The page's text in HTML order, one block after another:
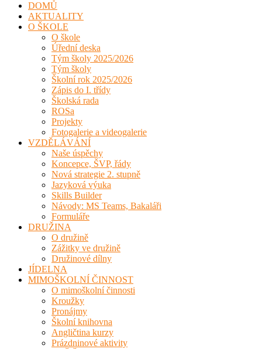
DOMŮ
AKTUALITY
O ŠKOLE
O škole
Úřední deska
Tým školy 2025/2026
Tým školy
Školní rok 2025/2026
Zápis do I. třídy
Školská rada
ROSa
Projekty
Fotogalerie a videogalerie
VZDĚLÁVÁNÍ
Naše úspěchy
Koncepce, ŠVP, řády
Nová strategie 2. stupně
Jazyková výuka
Skills Builder
Návody: MS Teams, Bakaláři
Formuláře
DRUŽINA
O družině
Zážitky ve družině
Družinové dílny
JÍDELNA
MIMOŠKOLNÍ ČINNOST
O mimoškolní činnosti
Kroužky
Pronájmy
Školní knihovna
Angličtina kurzy
Prázdninové aktivity